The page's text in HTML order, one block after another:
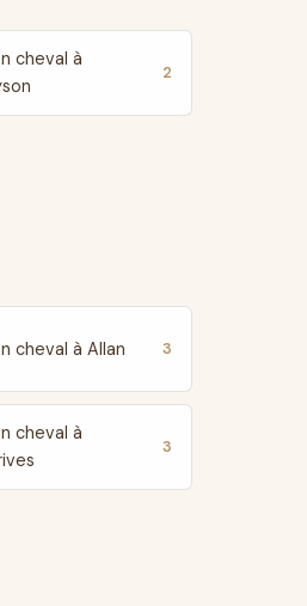
cheval à
2
cheval à Allan 3
cheval à
3